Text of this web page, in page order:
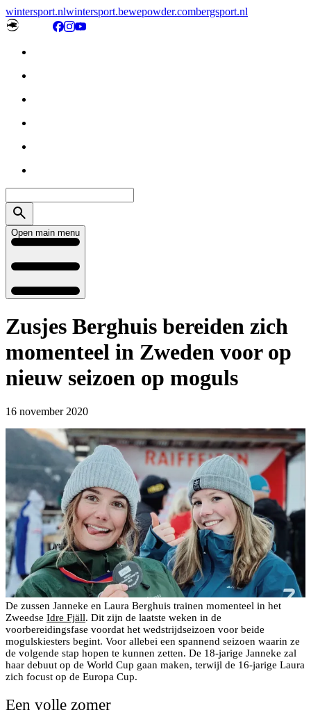
wintersport.nlwintersport.bewepowder.combergsport.nl
Open main menu
Zusjes Berghuis bereiden zich
momenteel in Zweden voor op
nieuw seizoen op moguls
16 november 2020
De zussen Janneke en Laura Berghuis trainen momenteel in het
Zweedse Idre Fjäll. Dit zijn de laatste weken in de
voorbereidingsfase voordat het wedstrijdseizoen voor beide
mogulskiesters begint. Voor allebei een spannend seizoen waarin ze
de volgende stap hopen te kunnen zetten. De 18-jarige Janneke zal
haar debuut op de World Cup gaan maken, terwijl de 16-jarige Laura
zich focust op de Europa Cup.
Een volle zomer